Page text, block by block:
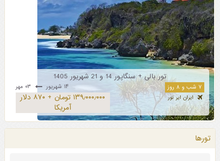
تور بالی + سنگاپور 14 و 21 شهریور 1405
۷ شب و ۸ روز ۱۴ شهریور
ایران ایر تور
۱۳۹٫۰۰۰٫۰۰۰ تومان + ۸۷۰ دلار
آمریکا
تورها